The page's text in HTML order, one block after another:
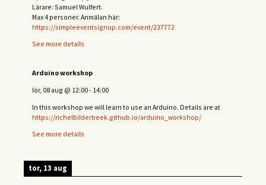
Lärare: Samuel Wulfert.
Max 4 personer. Anmälan här:
https://simpleeventsignup.com/event/237772
See more details
Arduino workshop
lör, 08 aug @ 12:00- 14:00
In this workshop we will learn to use an Arduino. Details are at
https://richelbilderbeek.github.io/arduino_workshop/
See more details
tor, 13 aug